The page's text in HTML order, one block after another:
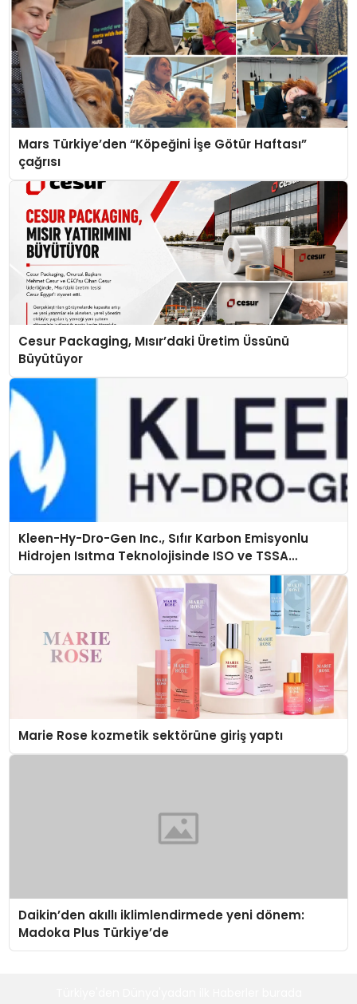
Mars Türkiye’den “Köpeğini İşe Götür Haftası”
çağrısı
Cesur Packaging, Mısır’daki Üretim Üssünü
Büyütüyor
Kleen-Hy-Dro-Gen Inc., Sıfır Karbon Emisyonlu
Hidrojen Isıtma Teknolojisinde ISO ve TSSA
Düzenleyici Onaylarını Aldı
Marie Rose kozmetik sektörüne giriş yaptı
Daikin’den akıllı iklimlendirmede yeni dönem:
Madoka Plus Türkiye’de